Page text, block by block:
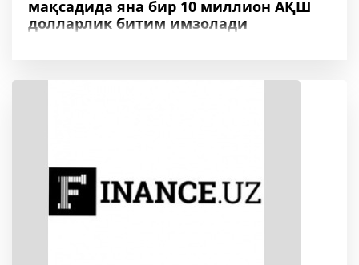
мақсадида яна бир 10 миллион АҚШ
долларлик битим имзолади